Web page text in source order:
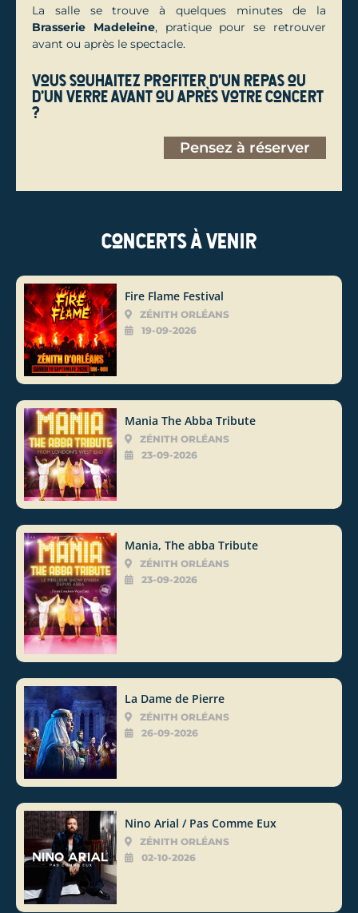
La salle se trouve à quelques minutes de la
Brasserie Madeleine, pratique pour se retrouver
avant ou après le spectacle.
Vous souhaitez profiter d'un repas ou
d'un verre avant ou après votre concert
?
Pensez à réserver
Concerts à venir
Fire Flame Festival
ZÉNITH ORLÉANS
19-09-2026
Mania The Abba Tribute
ZÉNITH ORLÉANS
23-09-2026
Mania, The abba Tribute
ZÉNITH ORLÉANS
23-09-2026
La Dame de Pierre
ZÉNITH ORLÉANS
26-09-2026
Nino Arial / Pas Comme Eux
ZÉNITH ORLÉANS
02-10-2026